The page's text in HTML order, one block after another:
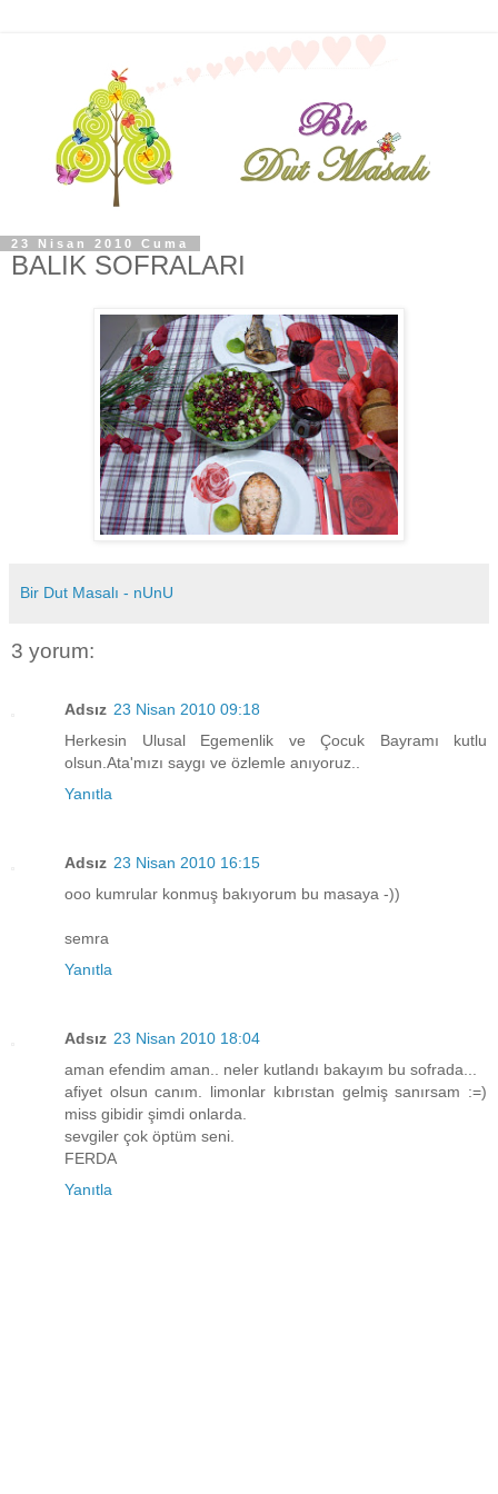
23 Nisan 2010 Cuma
BALIK SOFRALARI
Bir Dut Masalı - nUnU
3 yorum:
Adsız 23 Nisan 2010 09:18
Herkesin Ulusal Egemenlik ve Çocuk Bayramı kutlu
olsun.Ata'mızı saygı ve özlemle anıyoruz..
Yanıtla
Adsız 23 Nisan 2010 16:15
ooo kumrular konmuş bakıyorum bu masaya -))
semra
Yanıtla
Adsız 23 Nisan 2010 18:04
aman efendim aman.. neler kutlandı bakayım bu sofrada...
afiyet olsun canım. limonlar kıbrıstan gelmiş sanırsam :=)
miss gibidir şimdi onlarda.
sevgiler çok öptüm seni.
FERDA
Yanıtla